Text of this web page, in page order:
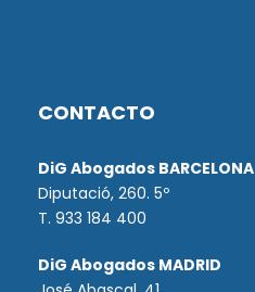
CONTACTO
DiG Abogados BARCELONA
Diputació, 260. 5º
T. 933 184 400
DiG Abogados MADRID